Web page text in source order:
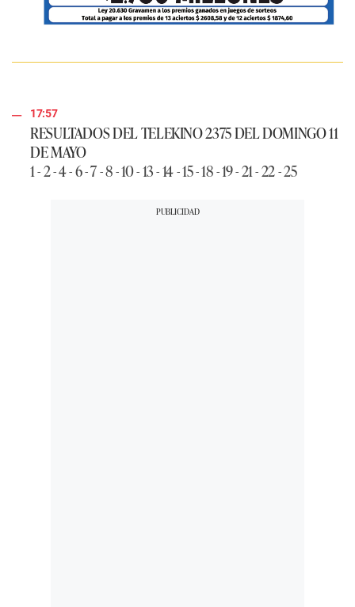
17:57
RESULTADOS DEL TELEKINO 2375 DEL DOMINGO 11
DE MAYO
1 - 2 - 4 - 6 - 7 - 8 - 10 - 13 - 14 - 15 - 18 - 19 - 21 - 22 - 25